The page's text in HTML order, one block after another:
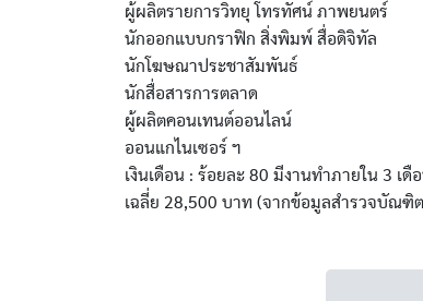
ผู้ผลิตรายการวิทยุ โทรทัศน์ ภาพยนตร์
นักออกแบบกราฟิก สิ่งพิมพ์ สื่อดิจิทัล
นักโฆษณาประชาสัมพันธ์
นักสื่อสารการตลาด
ผู้ผลิตคอนเทนต์ออนไลน์
ออนแกไนเซอร์ ฯ
เงินเดือน : ร้อยละ 80 มีงานทำภายใน 3 เ
เฉลี่ย 28,500 บาท (จากข้อมูลสำรวจบัณฑิ